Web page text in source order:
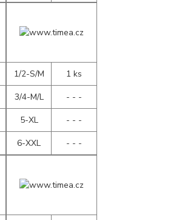
1/2-S/M
1 ks
3/4-M/L
- - -
5-XL
- - -
6-XXL
- - -